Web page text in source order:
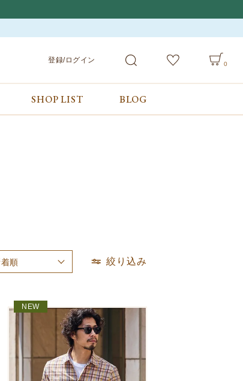
サービス
ご利用ガイド/お問合せ
登録/ログイン
索
0
SHOP LIST BLOG
順
格が高い順
絞り込み
NEW